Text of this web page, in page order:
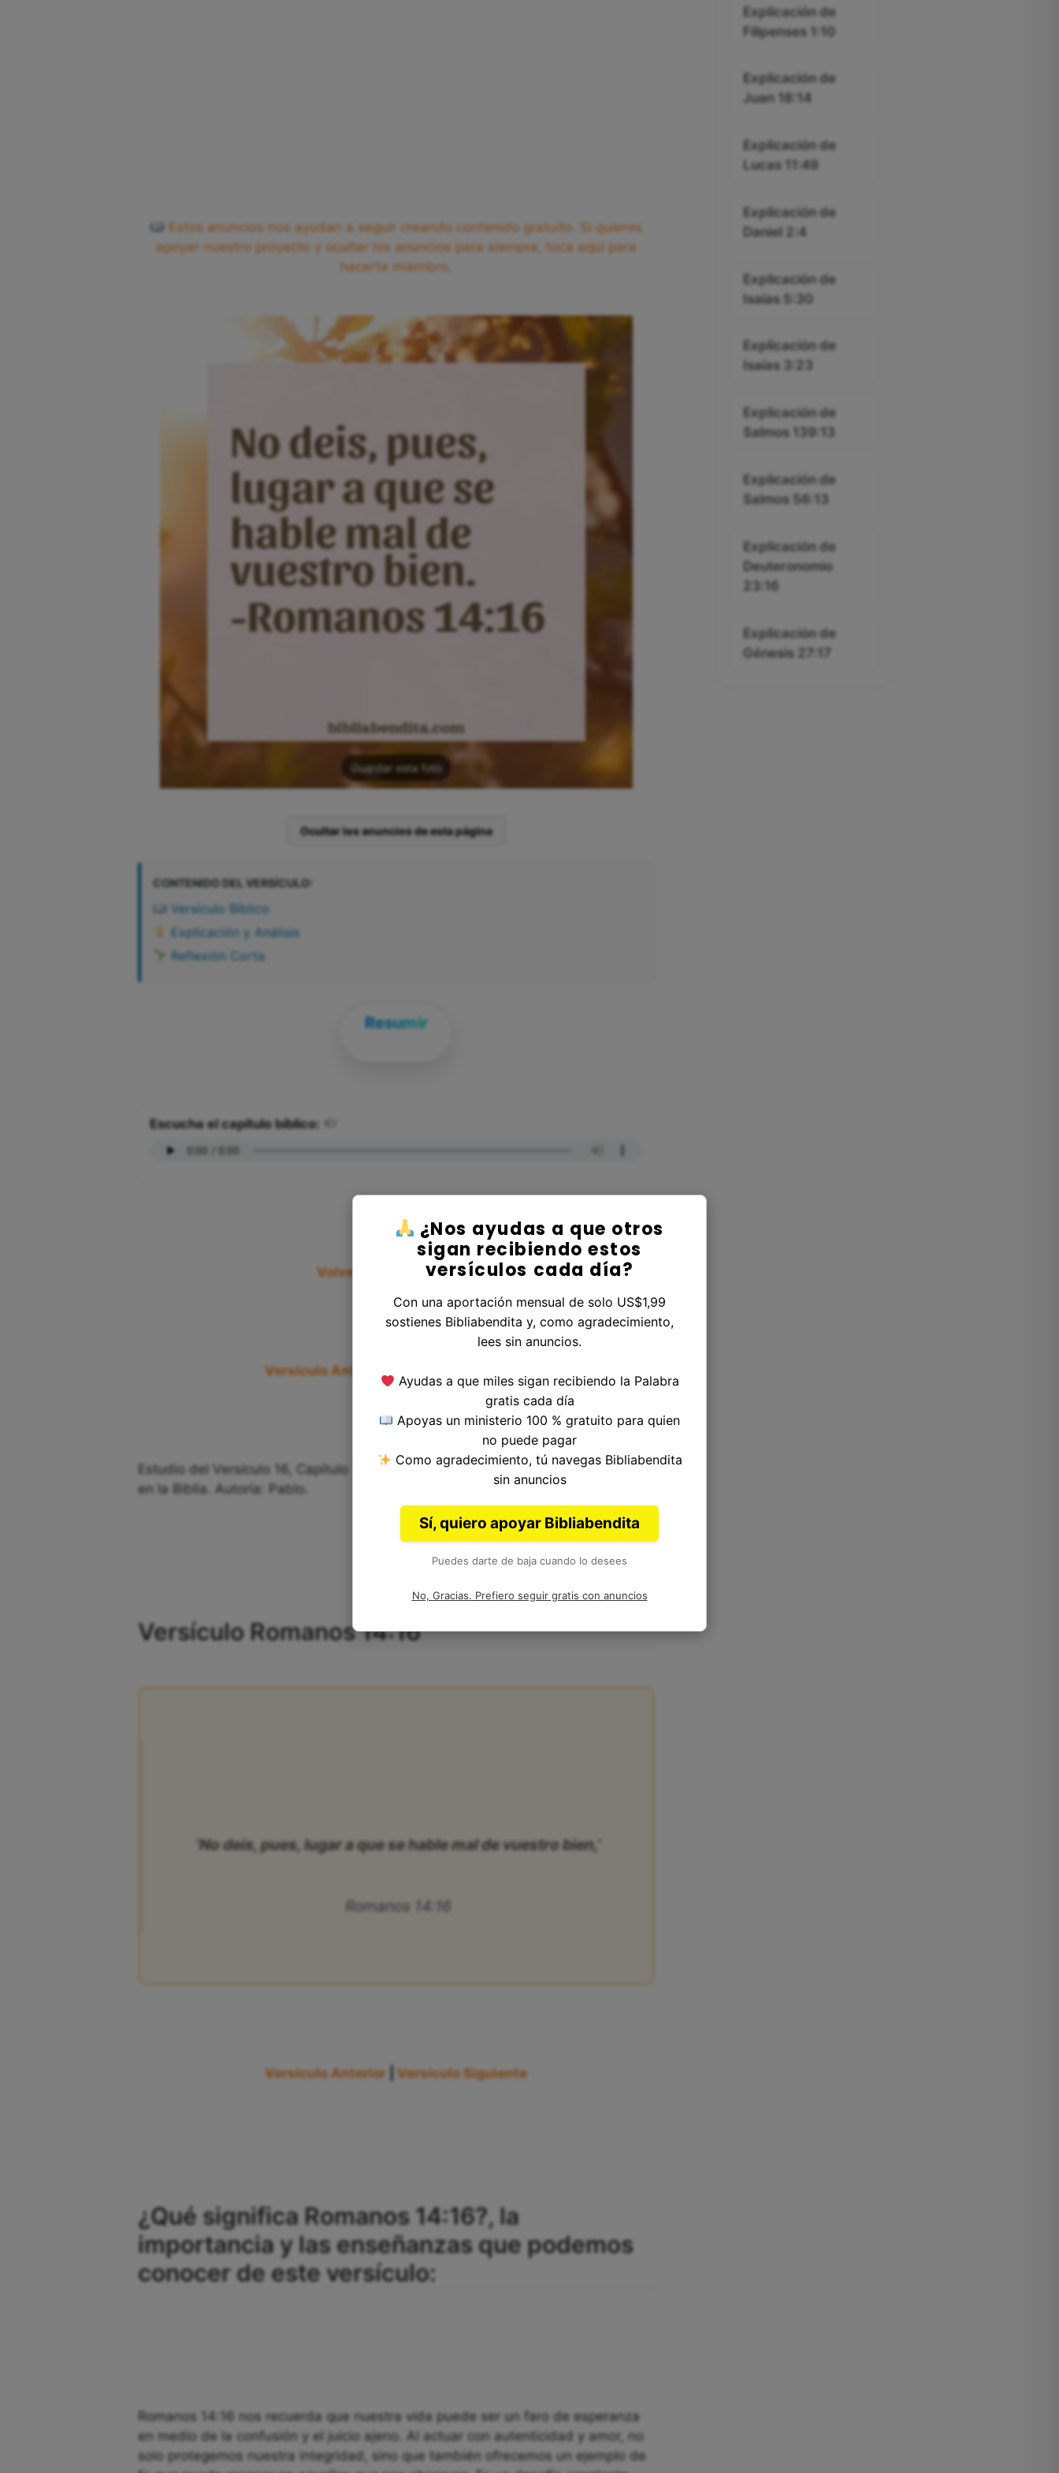
Estos anuncios nos ayudan a seguir creando contenido gratuito. Si quieres
apoyar nuestro proyecto y ocultar los anuncios para siempre, toca aquí para
hacerte miembro.
Guardar esta foto
Ocultar los anuncios de esta página
CONTENIDO DEL VERSÍCULO:
Versículo Bíblico
Explicación y Análisis
Reflexión Corta
Resumir
Escucha el capítulo bíblico:
Volver al Libro Romanos
Versículo Anterior
Estudio del Versículo 16, Capítulo 14, Libro de Romanos delNuevo Testamento
en la Biblia. Autoría: Pablo.
Versículo Romanos 14:16
‘No deis, pues, lugar a que se hable mal de vuestro bien,’
Romanos 14:16
Versículo Anterior |Versículo Siguiente
¿Qué significa Romanos 14:16?, la
importancia y las enseñanzas que podemos
conocer de este versículo:
Romanos 14:16 nos recuerda que nuestra vida puede ser un faro de esperanza
en medio de la confusión y el juicio ajeno. Al actuar con autenticidad y amor, no
solo protegemos nuestra integridad, sino que también ofrecemos un ejemplo de
Explicación de
Filipenses 1:10
Explicación de
Juan 18:14
Explicación de
Lucas 11:49
Explicación de
Daniel 2:4
Explicación de
Isaías 5:30
Explicación de
Isaías 3:23
Explicación de
Salmos 139:13
Explicación de
Salmos 56:13
Explicación de
Deuteronomio
23:16
Explicación de
Génesis 27:17
¿Nos ayudas a que otros
sigan recibiendo estos
versículos cada día?
Con una aportación mensual de solo US$1,99
sostienes Bibliabendita y, como agradecimiento,
lees sin anuncios.
Ayudas a que miles sigan recibiendo la Palabra
gratis cada día
Apoyas un ministerio 100 % gratuito para quien
no puede pagar
Como agradecimiento, tú navegas Bibliabendita
sin anuncios
Sí, quiero apoyar Bibliabendita
Puedes darte de baja cuando lo desees
No, Gracias. Prefiero seguir gratis con anuncios